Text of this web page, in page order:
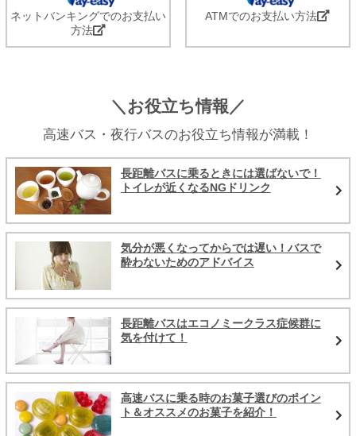
ネットバンキングでのお支払い
方法
ATMでのお支払い方法
＼お役立ち情報／
高速バス・夜行バスのお役立ち情報が満載！
長距離バスに乗るときには選ばないで！
トイレが近くなるNGドリンク
気分が悪くなってからでは遅い！バスで
酔わないためのアドバイス
長距離バスはエコノミークラス症候群に
気を付けて！
高速バスに乗る時のお菓子選びのポイン
ト＆オススメのお菓子を紹介！